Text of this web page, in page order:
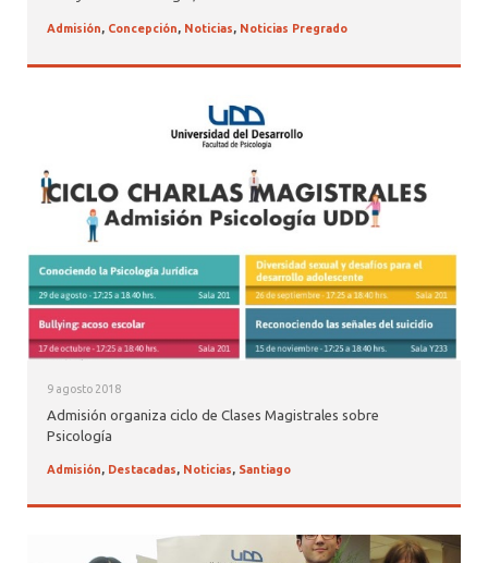
Admisión, Concepción, Noticias, Noticias Pregrado
9 agosto 2018
Admisión organiza ciclo de Clases Magistrales sobre
Psicología
Admisión, Destacadas, Noticias, Santiago